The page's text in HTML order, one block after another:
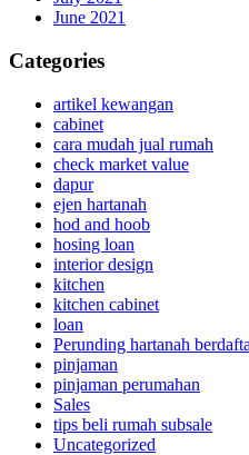
June 2021
Categories
artikel kewangan
cabinet
cara mudah jual rumah
check market value
dapur
ejen hartanah
hod and hoob
hosing loan
interior design
kitchen
kitchen cabinet
loan
Perunding hartanah
pinjaman
pinjaman perumahan
Sales
tips beli rumah subsale
Uncategorized